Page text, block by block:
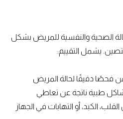
الصحية والنفسية للمريض بشكل
يشمل التقييم:
فحصًا دقيقًا لحالة المريض
طبية ناتجة عن تعاطي
الكبد، أو التهابات في الجهاز